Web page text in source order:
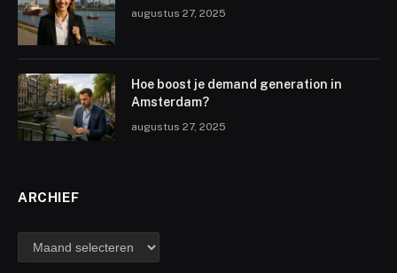
augustus 27, 2025
Hoe boost je demand generation in
Amsterdam?
augustus 27, 2025
ARCHIEF
archief